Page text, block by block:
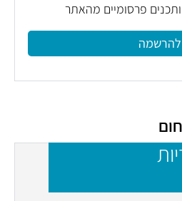
ותכנים פרסומיים מהאתר
להרשמה